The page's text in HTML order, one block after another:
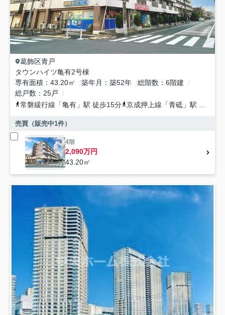
葛飾区青戸
タウンハイツ亀有2号棟
専有面積
43.20㎡ 築年月 築52年 総階数
6階建
総戸数
25戸
常磐緩行線 「亀有 」駅 徒歩15分 京成押上線 「青砥 」駅 徒歩20分
売買（販売中1件）
4階
2,090万円
43.20㎡